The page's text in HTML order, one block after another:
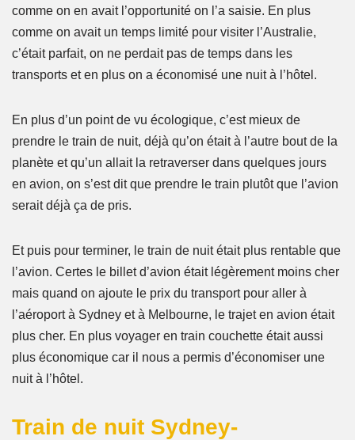
comme on en avait l’opportunité on l’a saisie. En plus
comme on avait un temps limité pour visiter l’Australie,
c’était parfait, on ne perdait pas de temps dans les
transports et en plus on a économisé une nuit à l’hôtel.
En plus d’un point de vu écologique, c’est mieux de
prendre le train de nuit, déjà qu’on était à l’autre bout de la
planète et qu’un allait la retraverser dans quelques jours
en avion, on s’est dit que prendre le train plutôt que l’avion
serait déjà ça de pris.
Et puis pour terminer, le train de nuit était plus rentable que
l’avion. Certes le billet d’avion était légèrement moins cher
mais quand on ajoute le prix du transport pour aller à
l’aéroport à Sydney et à Melbourne, le trajet en avion était
plus cher. En plus voyager en train couchette était aussi
plus économique car il nous a permis d’économiser une
nuit à l’hôtel.
Train de nuit Sydney-